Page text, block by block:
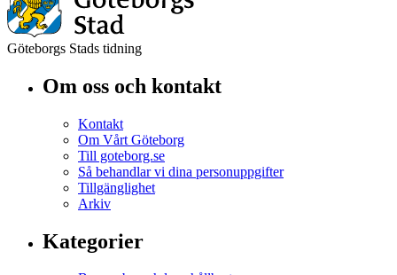
Göteborgs Stads tidning
Om oss och kontakt
Kontakt
Om Vårt Göteborg
Till goteborg.se
Så behandlar vi dina personuppgifter
Tillgänglighet
Arkiv
Kategorier